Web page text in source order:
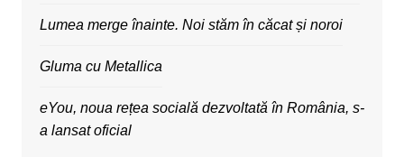
Lumea merge înainte. Noi stăm în căcat și noroi
Gluma cu Metallica
eYou, noua rețea socială dezvoltată în România, s-
a lansat oficial